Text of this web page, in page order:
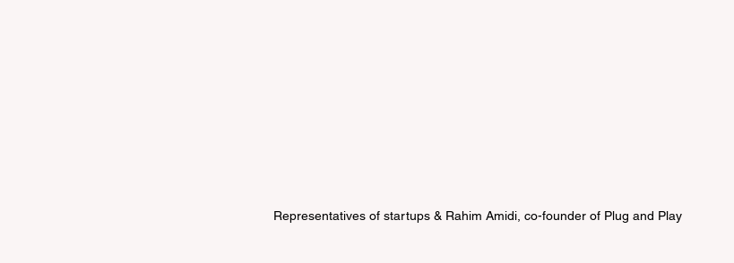
Representatives of startups & Rahim Amidi, co-founder of Plug and Play